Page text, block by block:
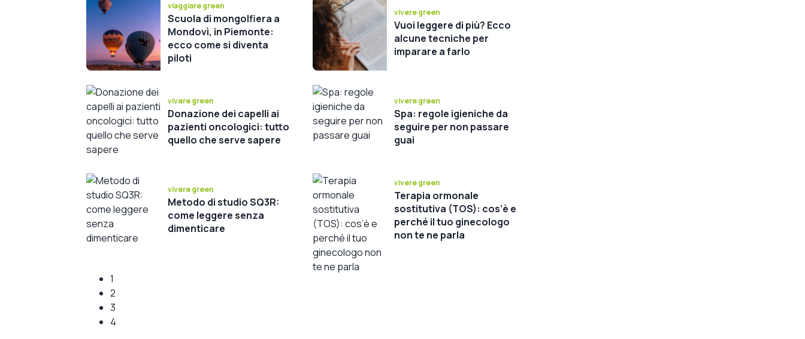
viaggiare green
Scuola di mongolfiera a
Mondovì, in Piemonte:
ecco come si diventa
piloti
vivere green
Vuoi leggere di più? Ecco
alcune tecniche per
imparare a farlo
vivere green
Donazione dei capelli ai
pazienti oncologici: tutto
quello che serve sapere
vivere green
Spa: regole igieniche da
seguire per non passare
guai
vivere green
Metodo di studio SQ3R:
come leggere senza
dimenticare
vivere green
Terapia ormonale
sostitutiva (TOS): cos’è e
perché il tuo ginecologo
non te ne parla
1
2
3
4